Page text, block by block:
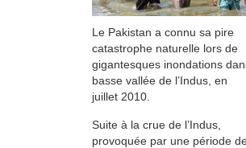
Le Pakistan a connu sa pire
catastrophe naturelle lors de
gigantesques inondations
basse vallée de l’Indus, en
juillet 2010.
Suite à la crue de l’Indus,
provoquée par une période